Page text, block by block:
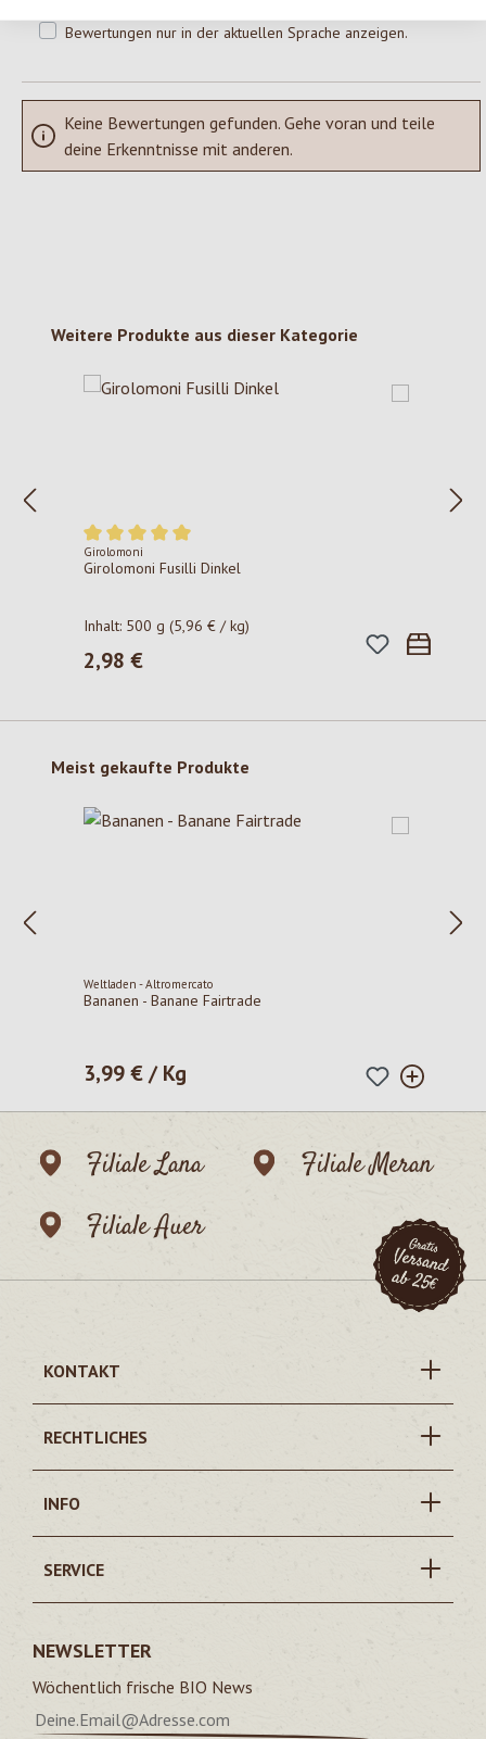
Bewertungen nur in der aktuellen Sprache anzeigen.
Keine Bewertungen gefunden. Gehe voran und teile
deine Erkenntnisse mit anderen.
Produktgalerie überspringen
Weitere Produkte aus dieser Kategorie
Durchschnittliche Bewertung von 5 von 5 Sternen
Girolomoni
Girolomoni Fusilli Dinkel
Inhalt: 500 g(5,96 € / kg)
Regulärer Preis:
2,98 €
Produktgalerie überspringen
Meist gekaufte Produkte
Weltladen - Altromercato
Bananen - Banane Fairtrade
Regulärer Preis:
3,99 € / Kg
Filiale Lana
Filiale Meran
Filiale Auer
KONTAKT
RECHTLICHES
INFO
SERVICE
NEWSLETTER
Wöchentlich frische BIO News